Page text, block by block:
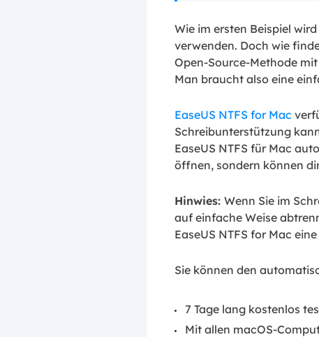
Wie im ersten Beispiel
verwenden. Doch wie
Open-Source-Methode
Man braucht also eine
EaseUS NTFS for Mac
Schreibunterstützung
EaseUS NTFS für Mac
öffnen, sondern können
Hinwies: Wenn Sie im
auf einfache Weise
EaseUS NTFS for Mac
Sie können den
7 Tage lang kostenlos
Mit allen macOS-